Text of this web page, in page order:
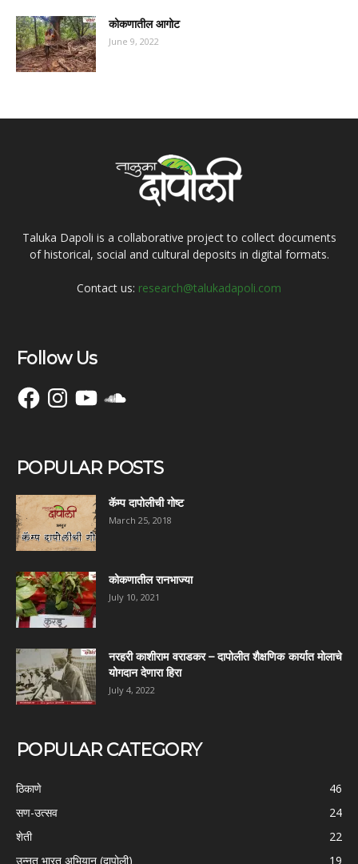
कोकणातील आगोट
June 9, 2022
Taluka Dapoli is a collaborative project to collect documents
of historical, social and cultural deposits in digital formats.
Contact us: research@talukadapoli.com
Follow Us
FacebookInstagramYouTubeSoundCloud
POPULAR POSTS
कॅम्प दापोलीची गोष्ट
March 25, 2018
कोकणातील रानभाज्या
July 10, 2021
नरहरी काशीराम वराडकर – दापोलीत शैक्षणिक कार्यात मोलाचे
योगदान देणारा हिरा
July 4, 2022
POPULAR CATEGORY
ठिकाणे
46
सण-उत्सव
24
शेती
22
उन्नत भारत अभियान (दापोली)
19